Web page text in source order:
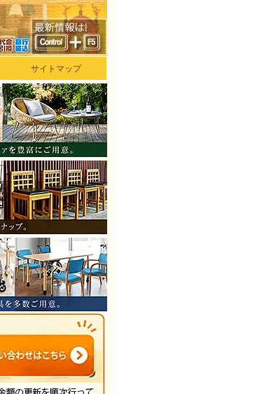
サイトマップ